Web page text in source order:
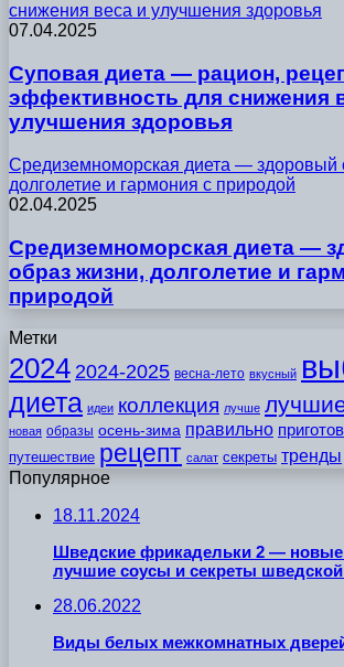
снижения веса и улучшения здоровья
07.04.2025
Суповая диета — рацион,
эффективность для снижения
улучшения здоровья
Средиземноморская диета — здоровый
долголетие и гармония с природой
02.04.2025
Средиземноморская диета —
образ жизни, долголетие и
природой
Метки
2024 2024-2025 весна-лето вкусный
диета идеи коллекция лучше
новая образы осень-зима правильно
путешествие рецепт салат секреты тренды
Популярное
18.11.2024
Шведские фрикадельки 2 —
лучшие соусы и секреты
28.06.2022
Виды белых межкомнатных